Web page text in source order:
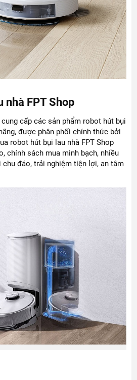
nhà FPT Shop
cấp các sản phẩm robot hút bụi
được phân phối chính thức bởi
robot hút bụi lau nhà FPT Shop
chính sách mua minh bạch, nhiều
chu đáo, trải nghiệm tiện lợi, an tâm